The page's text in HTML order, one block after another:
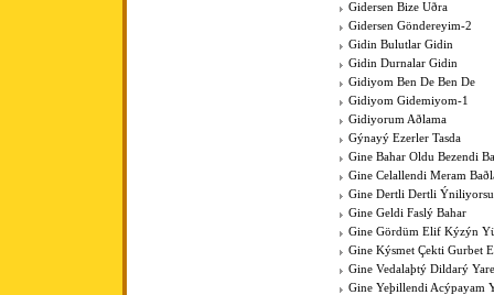
Gidersen Bize Uðra
Gidersen Göndereyim-2
Gidin Bulutlar Gidin
Gidin Durnalar Gidin
Gidiyom Ben De Ben De
Gidiyom Gidemiyom-1
Gidiyorum Aðlama
Gýnayý Ezerler Tasda
Gine Bahar Oldu Bezendi
Gine Celallendi Meram
Gine Dertli Dertli
Gine Geldi Faslý Bahar
Gine Gördüm Elif Kýzýn
Gine Kýsmet Çekti Gurbet
Gine Vedalaþtý Dildarý
Gine Yeþillendi Acýpayam